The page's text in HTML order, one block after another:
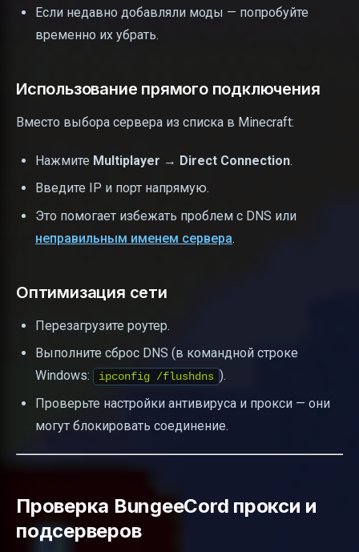
Если недавно добавляли моды — попробуйте
временно их убрать.
Использование прямого подключения
Вместо выбора сервера из списка в Minecraft:
Нажмите Multiplayer → Direct Connection.
Введите IP и порт напрямую.
Это помогает избежать проблем с DNS или
неправильным именем сервера.
Оптимизация сети
Перезагрузите роутер.
Выполните сброс DNS (в командной строке
Windows:
ipconfig /flushdns ).
Проверьте настройки антивируса и прокси — они
могут блокировать соединение.
Проверка BungeeCord прокси и
подсерверов